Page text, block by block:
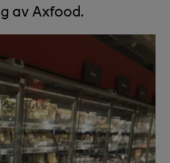
av Axfood.